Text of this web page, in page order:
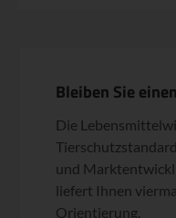
Bleiben Sie
Die
und
liefert Ihnen
Orientierung.